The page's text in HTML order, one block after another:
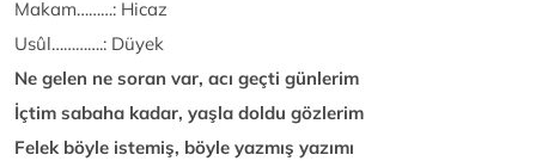
Makam………: Hicaz
Usûl………….: Düyek
Ne gelen ne soran var, acı geçti günlerim
İçtim sabaha kadar, yaşla doldu gözlerim
Felek böyle istemiş, böyle yazmış yazımı